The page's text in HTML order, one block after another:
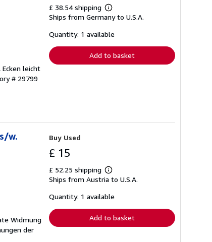
leicht
# 29799
£ 38.54 shipping
Learn
more
shipping
Ships from Germany to U.S.A.
Quantity: 1 available
Add to basket
w.
Widmung
der
Buy Used
£ 15
£ 52.25 shipping
Learn
more
shipping
Ships from Austria to U.S.A.
Quantity: 1 available
Add to basket